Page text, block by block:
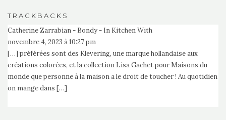
TRACKBACKS
Catherine Zarrabian - Bondy - In Kitchen With
novembre 4, 2023 à 10:27 pm
[…] préférées sont des Klevering, une marque hollandaise aux
créations colorées, et la collection Lisa Gachet pour Maisons du
monde que personne à la maison a le droit de toucher ! Au quotidien
on mange dans […]